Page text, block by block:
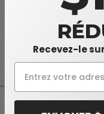
Recevez-le